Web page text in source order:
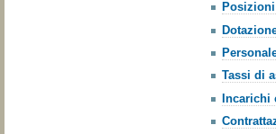
Tassi di